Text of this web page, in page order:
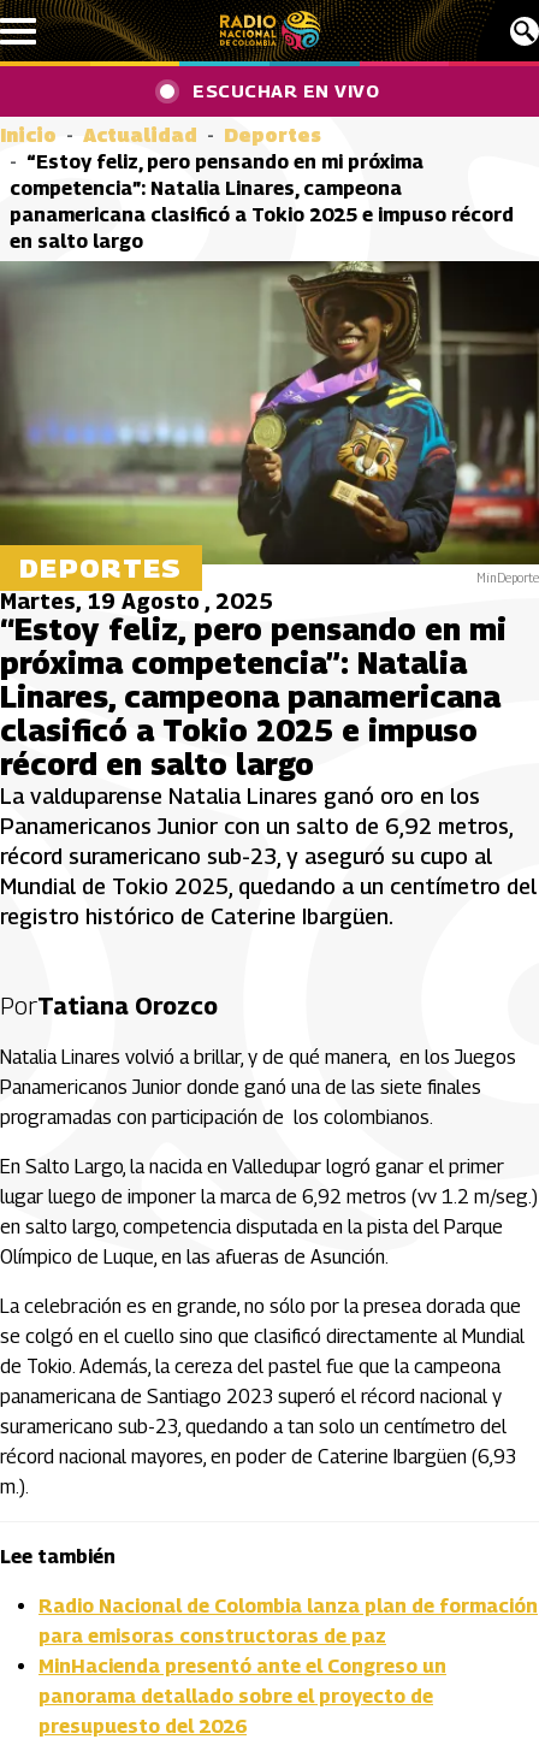
Pasar al contenido principal
ESCUCHAR EN VIVO
Inicio Actualidad
Deportes
“Estoy feliz, pero pensando en mi próxima
competencia”: Natalia Linares, campeona
panamericana clasificó a Tokio 2025 e impuso récord
en salto largo
DEPORTES MinDeporte
Martes, 19 Agosto , 2025
“Estoy feliz, pero pensando en mi
próxima competencia”: Natalia
Linares, campeona panamericana
clasificó a Tokio 2025 e impuso
récord en salto largo
La valduparense Natalia Linares ganó oro en los
Panamericanos Junior con un salto de 6,92 metros,
récord suramericano sub-23, y aseguró su cupo al
Mundial de Tokio 2025, quedando a un centímetro del
registro histórico de Caterine Ibargüen.
PorTatiana Orozco
Natalia Linares volvió a brillar, y de qué manera, en los Juegos
Panamericanos Junior donde ganó una de las siete finales
programadas con participación de los colombianos.
En Salto Largo, la nacida en Valledupar logró ganar el primer
lugar luego de imponer la marca de 6,92 metros (vv 1.2 m/seg.)
en salto largo, competencia disputada en la pista del Parque
Olímpico de Luque, en las afueras de Asunción.
La celebración es en grande, no sólo por la presea dorada que
se colgó en el cuello sino que clasificó directamente al Mundial
de Tokio. Además, la cereza del pastel fue que la campeona
panamericana de Santiago 2023 superó el récord nacional y
suramericano sub-23, quedando a tan solo un centímetro del
récord nacional mayores, en poder de Caterine Ibargüen (6,93
m.).
Lee también
Radio Nacional de Colombia lanza plan de formación
para emisoras constructoras de paz
MinHacienda presentó ante el Congreso un
panorama detallado sobre el proyecto de
presupuesto del 2026